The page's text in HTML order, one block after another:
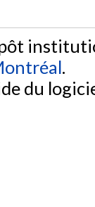
.
du